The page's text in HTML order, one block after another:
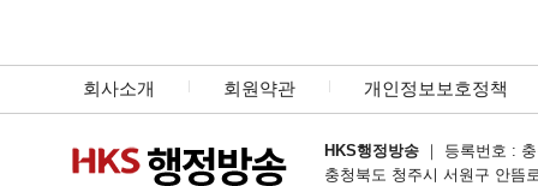
회사소개 회원약관 개인정보보호정책
HKS행정방송 ｜ 등록번호 :
충청북도 청주시 서원구 안뜸